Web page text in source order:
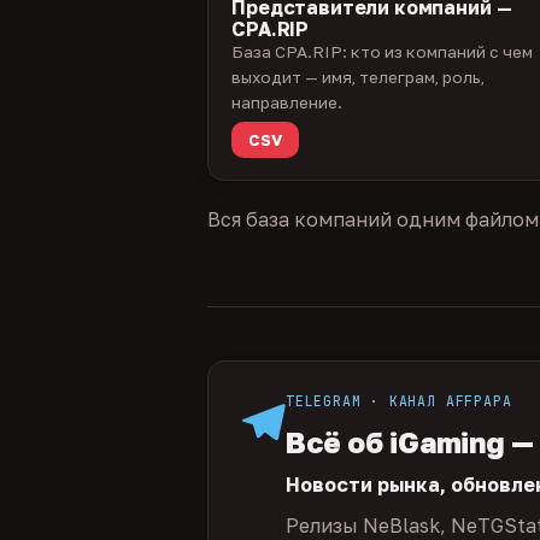
Представители компаний —
CPA.RIP
База CPA.RIP: кто из компаний с чем
выходит — имя, телеграм, роль,
направление.
CSV
Вся база компаний одним
TELEGRAM · КАНАЛ AFFPAPA
Всё об iGaming
Новости рынка,
Релизы NeBlask,